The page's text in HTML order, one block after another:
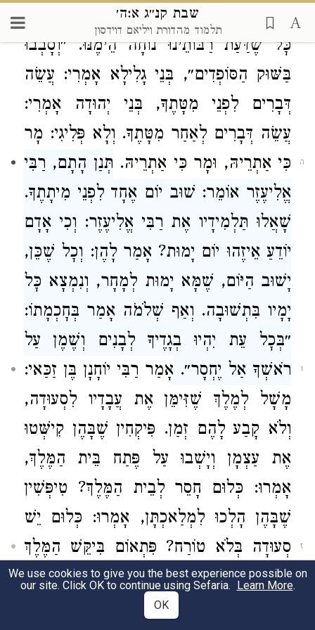
שבת קנ״ג א:ה׳
תלמוד מהדורת ויליאם דוידסון
תַאֲמִינוּ וְכִי תַשְׂמְאִילוּ״.רַבִּי חֲנִינָא
אָמַר:
כׇּל שֶׁדַּעַת רַבּוֹתֵינוּ נוֹחָה הֵימֶנּוּ. ״וְסָבְבוּ
בַּשּׁוּק הַסּוֹפְדִים״, בְּנֵי גָלִילָא אָמְרִי: עֲשֵׂה
דְּבָרִים לִפְנֵי מִטָּתֶךָ, בְּנֵי יְהוּדָה אָמְרִי:
עֲשֵׂה דְּבָרִים לְאַחַר מִטָּתֶךָ. וְלָא פְּלִיגִי: מָר
כִּי אַתְרֵיהּ, וּמָר כִּי אַתְרֵיהּ.
ה תְּנַן הָתָם, רַבִּי
אֱלִיעֶזֶר אוֹמֵר: שׁוּב יוֹם אֶחָד לִפְנֵי מִיתָתֶךָ.
שָׁאֲלוּ תַּלְמִידָיו אֶת רַבִּי אֱלִיעֶזֶר: וְכִי אָדָם
יוֹדֵעַ אֵיזֶהוּ יוֹם יָמוּת? אָמַר לָהֶן: וְכׇל שֶׁכֵּן,
יָשׁוּב הַיּוֹם, שֶׁמָּא יָמוּת לְמָחָר, וְנִמְצָא כׇּל
יָמָיו בִּתְשׁוּבָה. וְאַף שְׁלֹמֹה אָמַר בְּחׇכְמָתוֹ:
״בְּכׇל עֵת יִהְיוּ בְגָדֶיךָ לְבָנִים וְשֶׁמֶן עַל
רֹאשְׁךָ אַל יֶחְסָר״.
ו אָמַר רַבִּי יוֹחָנָן בֶּן זַכַּאי:
מָשָׁל לְמֶלֶךְ שֶׁזִּימֵּן אֶת עֲבָדָיו לִסְעוּדָה,
וְלֹא קָבַע לָהֶם זְמַן. פִּיקְחִין שֶׁבָּהֶן קִישְּׁטוּ
אֶת עַצְמָן וְיָשְׁבוּ עַל פֶּתַח בֵּית הַמֶּלֶךְ,
אָמְרוּ: כְּלוּם חָסֵר לְבֵית הַמֶּלֶךְ? טִיפְּשִׁין
שֶׁבָּהֶן הָלְכוּ לִמְלַאכְתָּן, אָמְרוּ: כְּלוּם יֵשׁ
סְעוּדָה בְּלֹא טוֹרַח?
ז
פִּתְאוֹם בִּיקֵּשׁ הַמֶּלֶךְ
אֶת עֲבָדָיו. פִּיקְחִין שֶׁבָּהֶן נִכְנְסוּ לְפָנָיו
כְּשֶׁהֵן מְקוּשָּׁטִין, וְהַטִּיפְּשִׁים נִכְנְסוּ לְפָנָיו
We use cookies to give you the best experience possible on
our site. Click OK to continue using Sefaria. Learn More.
OK